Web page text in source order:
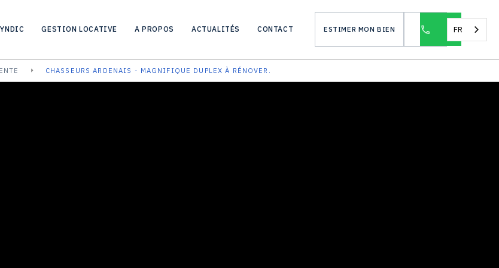
GESTION LOCATIVE A PROPOS ACTUALITÉS CONTACT ESTIMER MON BIEN FR
CHASSEURS ARDENAIS - MAGNIFIQUE DUPLEX À RÉNOVER.